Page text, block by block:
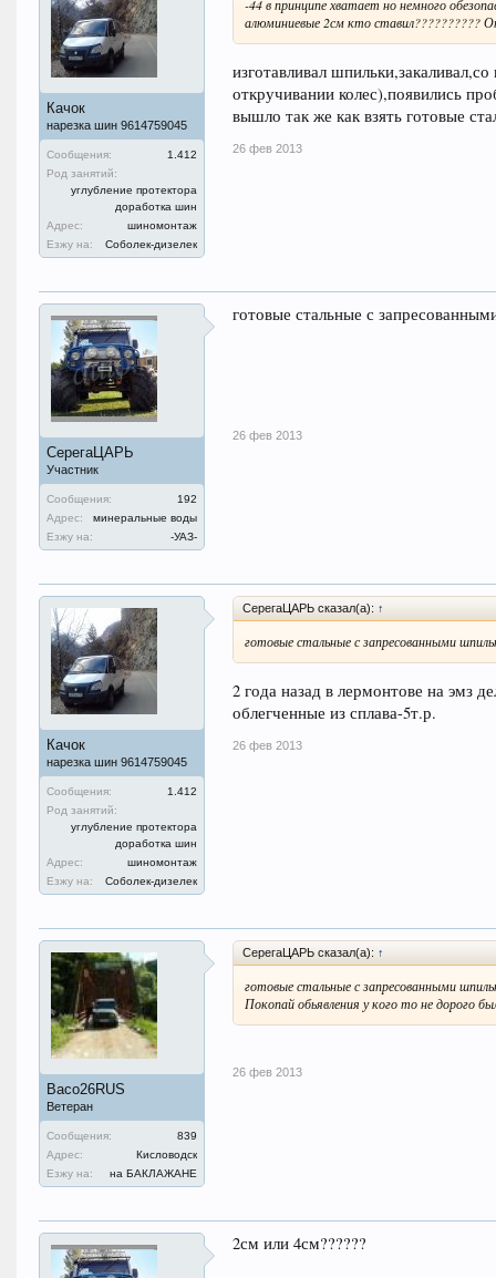
Качок
нарезка шин 9614759045
Сообщения:
1.412
Род занятий:
углубление протектора
доработка шин
Адрес:
шиномонтаж
Езжу на:
Соболек-дизелек
-44 в принципе хватает но немного
алюминиевые 2см кто ставил??????????
изготавливал
откручивании колес),появились
вышло так же как взять готовые
26 фев 2013
СерегаЦАРЬ
Участник
Сообщения:
192
Адрес:
минеральные воды
Езжу на:
-УАЗ-
готовые стальные с
26 фев 2013
Качок
нарезка шин 9614759045
Сообщения:
1.412
Род занятий:
углубление протектора
доработка шин
Адрес:
шиномонтаж
Езжу на:
Соболек-дизелек
СерегаЦАРЬ сказал(а): ↑
готовые стальные с запресованными
2 года назад в лермонтове на эмз
облегченные из сплава-5т.р.
26 фев 2013
Васо26RUS
Ветеран
Сообщения:
839
Адрес:
Кисловодск
Езжу на:
на БАКЛАЖАНЕ
СерегаЦАРЬ сказал(а): ↑
готовые стальные с запресованными
Покопай обьявления у кого то не дорого
26 фев 2013
2см или 4см??????